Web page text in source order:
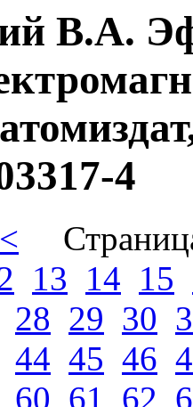
В.А.
4
13 14 15
28 29 30
44 45 46
60 61 62